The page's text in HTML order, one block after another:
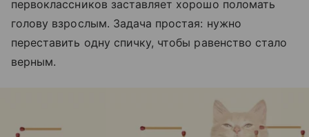
первоклассников заставляет хорошо поломать
голову взрослым. Задача простая: нужно
переставить одну спичку, чтобы равенство стало
верным.